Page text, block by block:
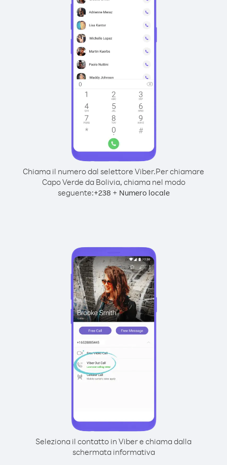
Chiama il numero dal selettore Viber.Per chiamare
Capo Verde da Bolivia, chiama nel modo
seguente:+238 + Numero locale
Seleziona il contatto in Viber e chiama dalla
schermata informativa